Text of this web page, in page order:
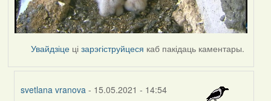
Увайдзіце цізарэгіструйцеся каб пакідаць каментары.
svetlana vranova - 15.05.2021 - 14:54